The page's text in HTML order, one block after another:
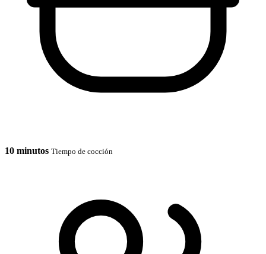
10 minutos Tiempo de cocción